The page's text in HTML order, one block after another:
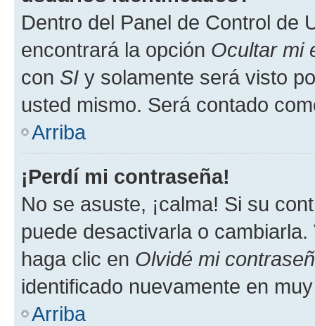
Dentro del Panel de Control de
encontrará la opción Ocultar mi
con SI y solamente será visto
usted mismo. Será contado
Arriba
¡Perdí mi contraseña!
No se asuste, ¡calma! Si su
puede desactivarla o
haga clic en Olvidé mi
identificado nuevamente en
Arriba